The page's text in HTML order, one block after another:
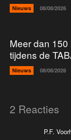
Nieuws 08/08/2026
Meer dan
tijdens de
Nieuws 08/08/2026
2 Reacties
P.F.